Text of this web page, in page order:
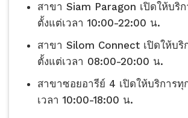
สาขา Siam Paragon เปิดให้บริ
ตั้งแต่เวลา 10:00-22:00 น.
สาขา Silom Connect เปิดให้บริ
ตั้งแต่เวลา 08:00-20:00 น.
สาขาซอยอารีย์ 4 เปิดให้บริการทุ
เวลา 10:00-18:00 น.